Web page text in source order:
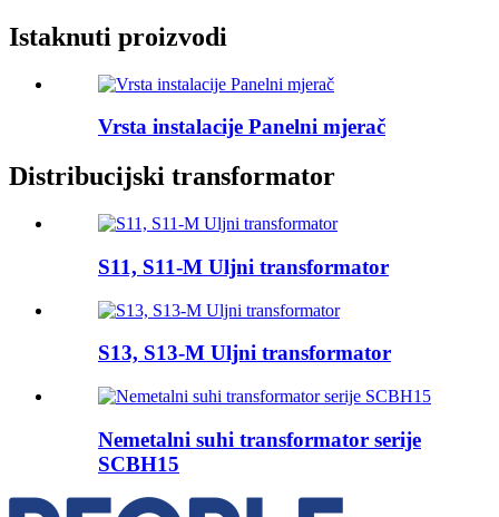
Istaknuti proizvodi
Vrsta instalacije Panelni mjerač
Distribucijski transformator
S11, S11-M Uljni transformator
S13, S13-M Uljni transformator
Nemetalni suhi transformator serije
SCBH15